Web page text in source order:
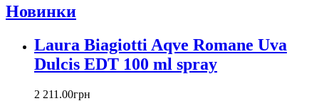
Chopard
Christian Dior
Christian Lacroix
Christina Aguilera
Cindy Crawford
Новинки
Laura Biagiotti Aqve Romane Uva
Dulcis EDT 100 ml spray
2 211 .00грн